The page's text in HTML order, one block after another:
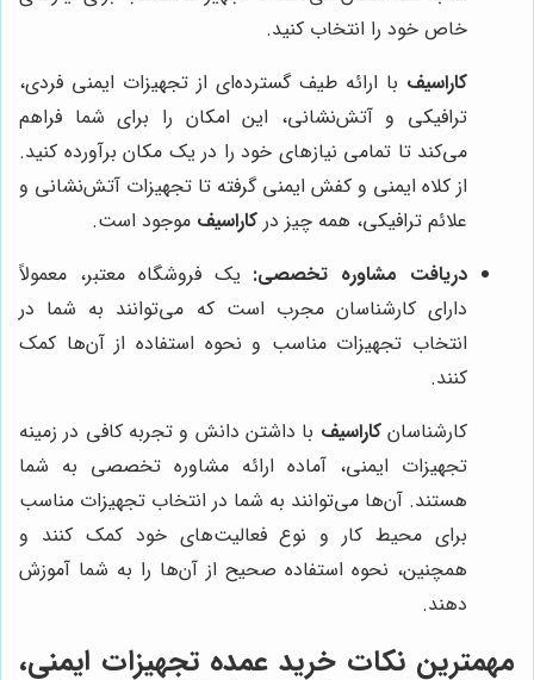
خاص خود را انتخاب کنید.
کاراسیف با ارائه طیف گسترده‌ای از تجهیزات ایمنی فردی،
ترافیکی و آتش‌نشانی، این امکان را برای شما فراهم
می‌کند تا تمامی نیازهای خود را در یک مکان برآورده کنید.
از کلاه ایمنی و کفش ایمنی گرفته تا تجهیزات آتش‌نشانی و
علائم ترافیکی، همه چیز در کاراسیف موجود است.
دریافت مشاوره تخصصی: یک فروشگاه معتبر، معمولاً
دارای کارشناسان مجرب است که می‌توانند به شما در
انتخاب تجهیزات مناسب و نحوه استفاده از آن‌ها کمک
کنند.
کارشناسانکاراسیف با داشتن دانش و تجربه کافی در زمینه
تجهیزات ایمنی، آماده ارائه مشاوره تخصصی به شما
هستند. آن‌ها می‌توانند به شما در انتخاب تجهیزات مناسب
برای محیط کار و نوع فعالیت‌های خود کمک کنند و
همچنین، نحوه استفاده صحیح از آن‌ها را به شما آموزش
دهند.
مهمترین نکات خرید عمده تجهیزات ایمنی،